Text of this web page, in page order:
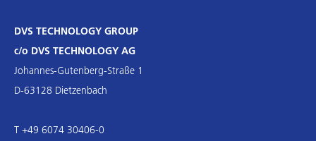
DVS TECHNOLOGY GROUP
c/o DVS TECHNOLOGY AG
Johannes-Gutenberg-Straße 1
D-63128 Dietzenbach
T +49 6074 30406-0